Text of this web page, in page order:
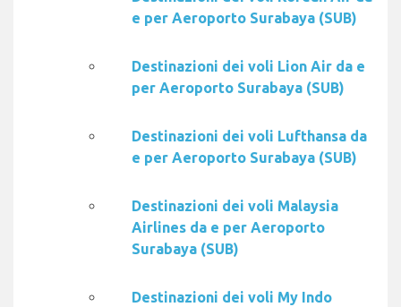
e per Aeroporto Surabaya (SUB)
Destinazioni dei voli Lion Air da e
per Aeroporto Surabaya (SUB)
Destinazioni dei voli Lufthansa da
e per Aeroporto Surabaya (SUB)
Destinazioni dei voli Malaysia
Airlines da e per Aeroporto
Surabaya (SUB)
Destinazioni dei voli My Indo